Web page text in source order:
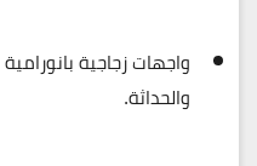
واجهات زجاجية بانورامية
والحداثة.